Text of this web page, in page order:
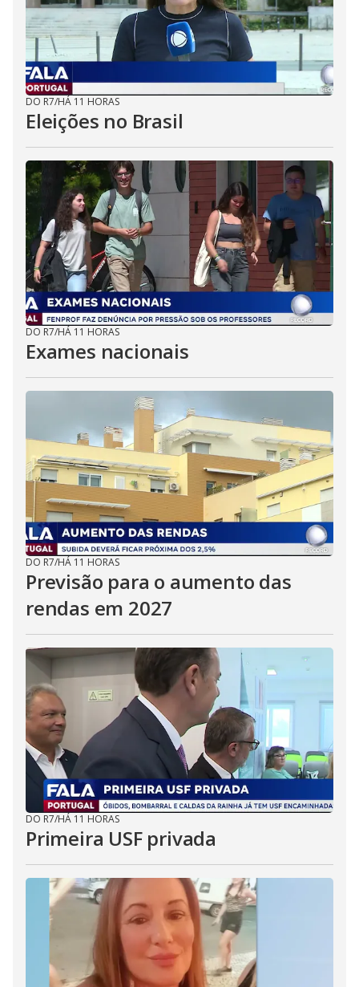
DO R7/HÁ 11 HORAS
Eleições no Brasil
DO R7/HÁ 11 HORAS
Exames nacionais
DO R7/HÁ 11 HORAS
Previsão para o aumento das
rendas em 2027
DO R7/HÁ 11 HORAS
Primeira USF privada